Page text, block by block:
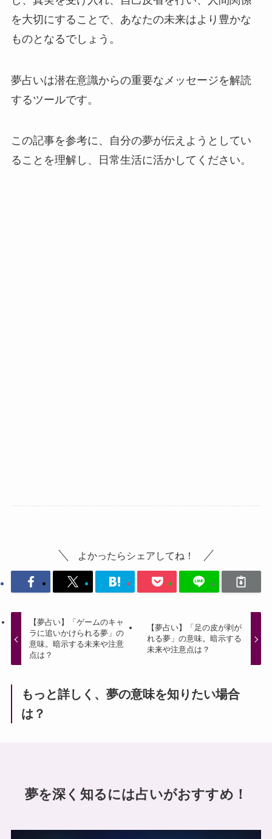
を大切にすることで、あなたの未来はより豊かな
ものとなるでしょう。
夢占いは潜在意識からの重要なメッセージを解読
するツールです。
この記事を参考に、自分の夢が伝えようとしてい
ることを理解し、日常生活に活かしてください。
よかったらシェアしてね！
【夢占い】「ゲームのキャ
ラに追いかけられる夢」の
意味。暗示する未来や注意
点は？
【夢占い】「足の皮が剥が
れる夢」の意味。暗示する
未来や注意点は？
もっと詳しく、夢の意味を知りたい場合
は？
夢を深く知るには占いがおすすめ！